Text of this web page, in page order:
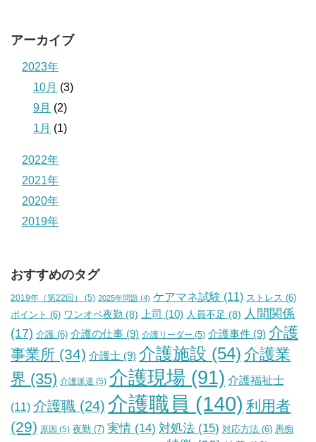
アーカイブ
2023年
10月 (3)
9月 (2)
1月 (1)
2022年
2021年
2020年
2019年
おすすめのタグ
2019年（第22回） (5) 2025年問題 (4) ケアマネ試験 (11) ストレス (6)
ポイント (6) ワンオペ夜勤 (8) 上司 (10) 人員不足 (8) 人間関係
(17) 介護 (6) 介護の仕事 (9) 介護リーダー (5) 介護事件 (9) 介護
事業所 (34) 介護士 (9) 介護施設 (54) 介護業
界 (35) 介護派遣 (5) 介護現場 (91) 介護福祉士
(11) 介護職 (24) 介護職員 (140) 利用者
(29) 原因 (5) 夜勤 (7) 実情 (14) 対処法 (15) 対応方法 (6) 愚痴